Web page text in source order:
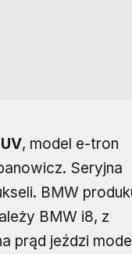
, model e-tron
Seryjna
BMW
BMW i8, z
prąd jeździ